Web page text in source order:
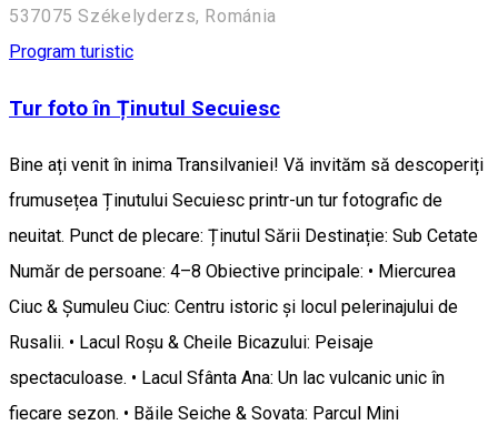
537075 Székelyderzs, Románia
Program turistic
Tur foto în Ținutul Secuiesc
Bine ați venit în inima Transilvaniei! Vă invităm să descoperiți
frumusețea Ținutului Secuiesc printr-un tur fotografic de
neuitat. Punct de plecare: Ținutul Sării Destinație: Sub Cetate
Număr de persoane: 4–8 Obiective principale: • Miercurea
Ciuc & Șumuleu Ciuc: Centru istoric și locul pelerinajului de
Rusalii. • Lacul Roșu & Cheile Bicazului: Peisaje
spectaculoase. • Lacul Sfânta Ana: Un lac vulcanic unic în
fiecare sezon. • Băile Seiche & Sovata: Parcul Mini